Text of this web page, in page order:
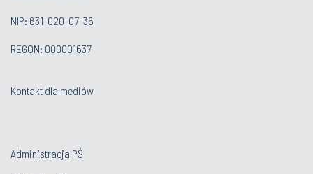
NIP: 631-020-07-36
REGON: 000001637
Kontakt dla mediów
Administracja PŚ